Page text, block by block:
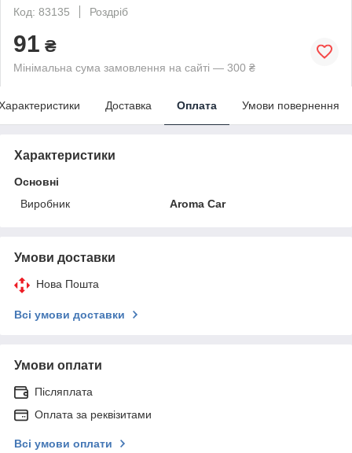
Код: 83135
Роздріб
91 ₴
Мінімальна сума замовлення на сайті — 300 ₴
Доставка Оплата Умови повернення
Характеристики
Основні
Виробник
Aroma Car
Умови доставки
Нова Пошта
Всі умови доставки
Умови оплати
Післяплата
Оплата за реквізитами
Всі умови оплати